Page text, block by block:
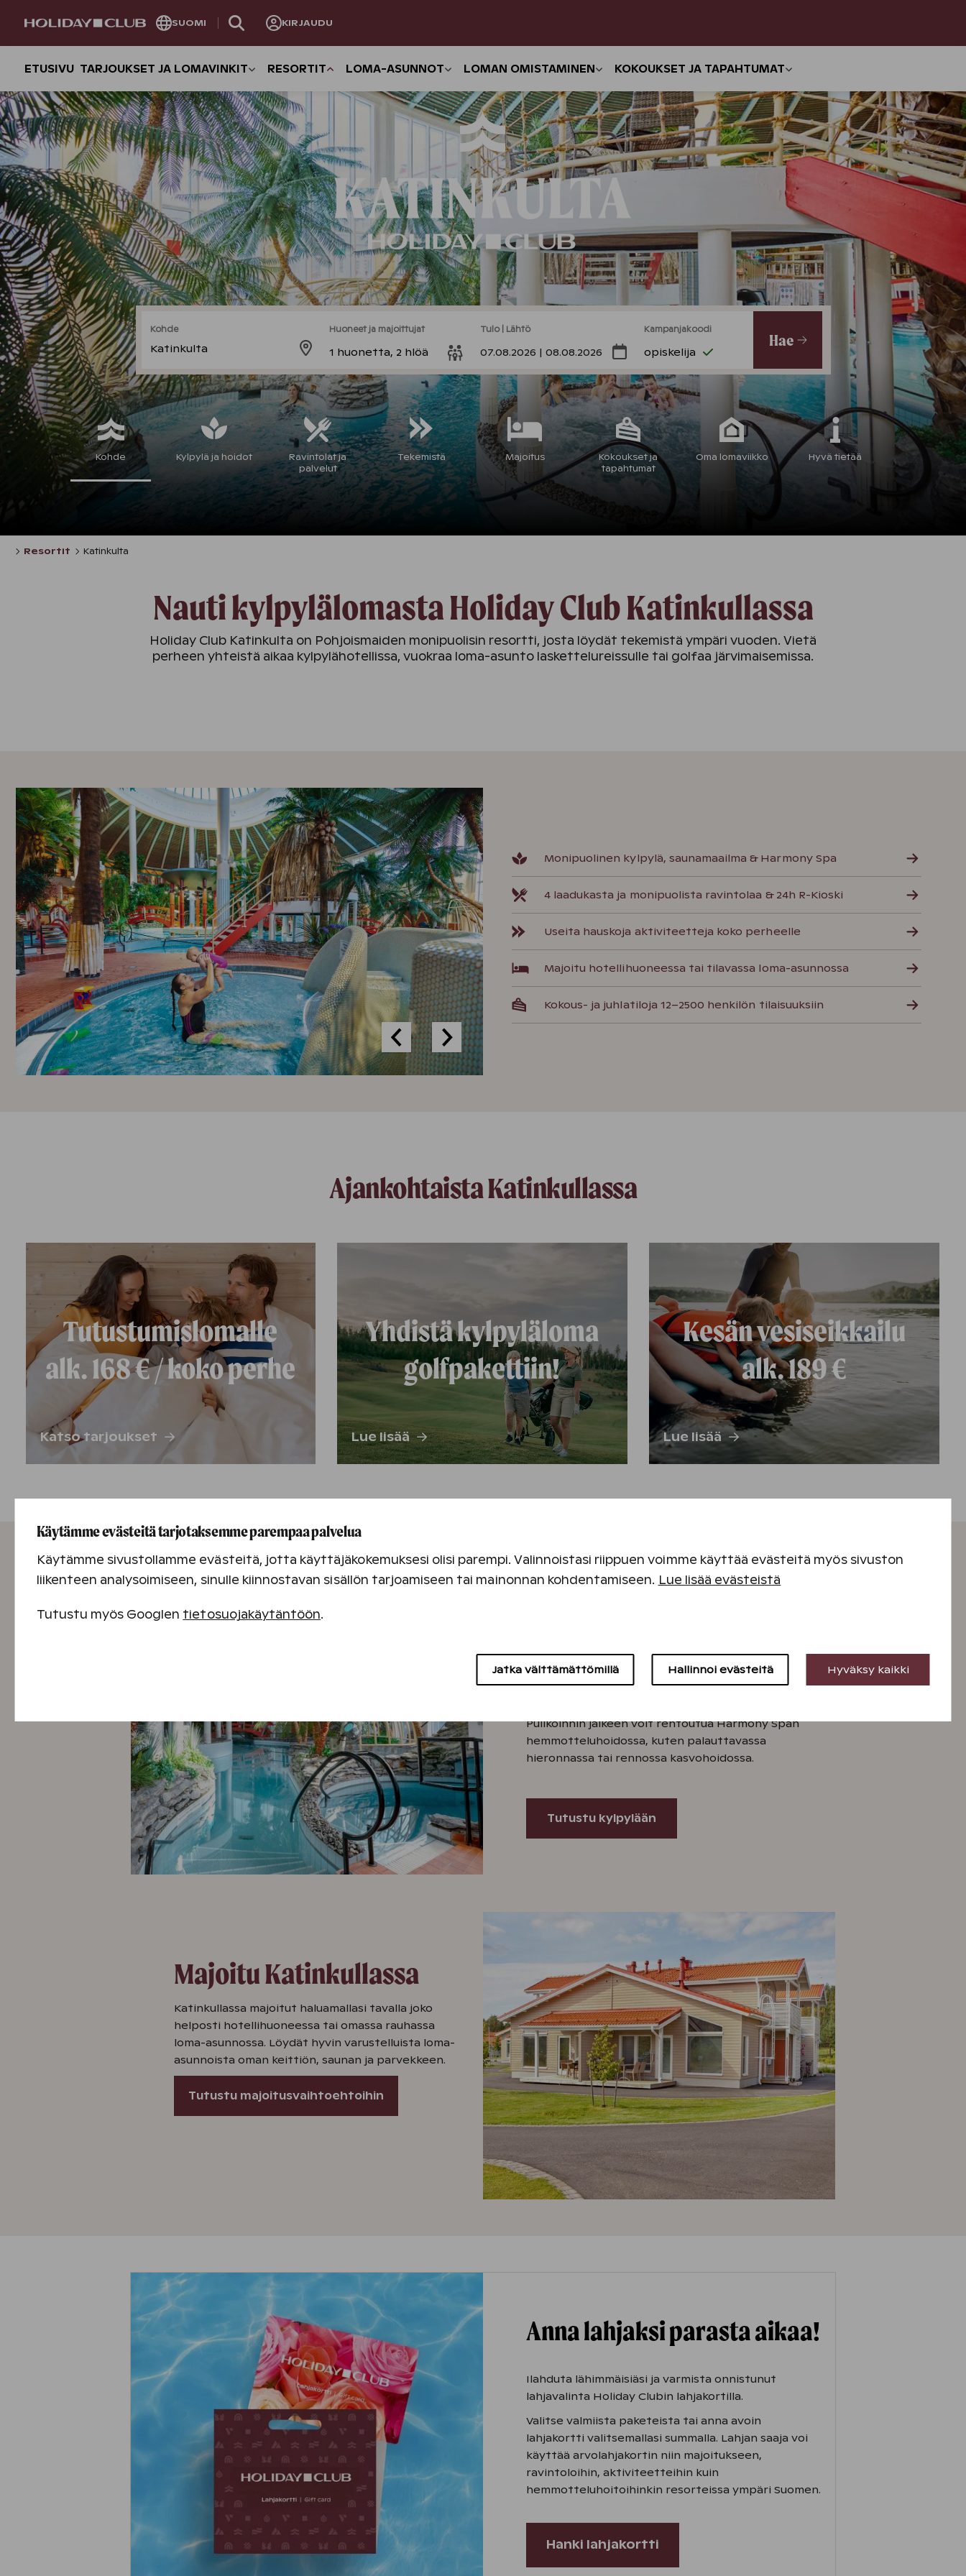
SIVUNAVIGOINTI
SUOMI KIRJAUDU
ETUSIVU TARJOUKSET JA LOMAVINKIT RESORTIT LOMA-ASUNNOT LOMAN OMISTAMINEN KOKOUKSET JA TAPAHTUMAT
Kohde
Katinkulta
Huoneet ja majoittujat
1 huonetta, 2 hlöä
Tulo | Lähtö
07.08.2026 | 08.08.2026
Kampanjakoodi
opiskelija
Hae
Kohde Kylpylä ja hoidot
Ravintolat ja
palvelut
Tekemistä Majoitus
Kokoukset ja
tapahtumat
Oma lomaviikko Hyvä tietää
Resortit Katinkulta
Nauti kylpylälomasta Holiday Club Katinkullassa
Holiday Club Katinkulta on Pohjoismaiden monipuolisin resortti, josta löydät tekemistä ympäri vuoden. Vietä
perheen yhteistä aikaa kylpylähotellissa, vuokraa loma-asunto laskettelureissulle tai golfaa järvimaisemissa.
Monipuolinen kylpylä, saunamaailma & Harmony Spa
4 laadukasta ja monipuolista ravintolaa & 24h R-Kioski
Useita hauskoja aktiviteetteja koko perheelle
Majoitu hotellihuoneessa tai tilavassa loma-asunnossa
Kokous- ja juhlatiloja 12–2500 henkilön tilaisuuksiin
Ajankohtaista Katinkullassa
Tutustumislomalle
alk. 168 € / koko perhe
Katso tarjoukset
Yhdistä kylpyläloma
golfpakettiin!
Lue lisää
Kesän vesiseikkailu
alk. 189 €
Lue lisää
Monipuolinen kylpylä tarjoaa tekemistä koko
perheelle. Nauti saunamaailman erilaisista löylyistä,
ui matkaa kuntoaltaassa, rentoudu porealtaissa,
Pulikoinnin jälkeen voit rentoutua Harmony Span
hemmotteluhoidossa, kuten palauttavassa
hieronnassa tai rennossa kasvohoidossa.
Tutustu kylpylään
Majoitu Katinkullassa
Katinkullassa majoitut haluamallasi tavalla joko
helposti hotellihuoneessa tai omassa rauhassa
loma-asunnossa. Löydät hyvin varustelluista loma-
asunnoista oman keittiön, saunan ja parvekkeen.
Tutustu majoitusvaihtoehtoihin
Anna lahjaksi parasta aikaa!
Ilahduta lähimmäisiäsi ja varmista onnistunut
lahjavalinta Holiday Clubin lahjakortilla.
Valitse valmiista paketeista tai anna avoin
lahjakortti valitsemallasi summalla. Lahjan saaja voi
käyttää arvolahjakortin niin majoitukseen,
ravintoloihin, aktiviteetteihin kuin
hemmotteluhoitoihinkin resorteissa ympäri Suomen.
Hanki lahjakortti
Käytämme evästeitä tarjotaksemme parempaa palvelua
Käytämme sivustollamme evästeitä, jotta käyttäjäkokemuksesi olisi parempi. Valinnoistasi riippuen voimme käyttää evästeitä myös sivuston
liikenteen analysoimiseen, sinulle kiinnostavan sisällön tarjoamiseen tai mainonnan kohdentamiseen. Lue lisää evästeistä
Tutustu myös Googlen tietosuojakäytäntöön.
Sisällön kohdentamisen evästeet
Mainontaevästeet
Jatka välttämättömillä Hallinnoi evästeitä Hyväksy kaikki